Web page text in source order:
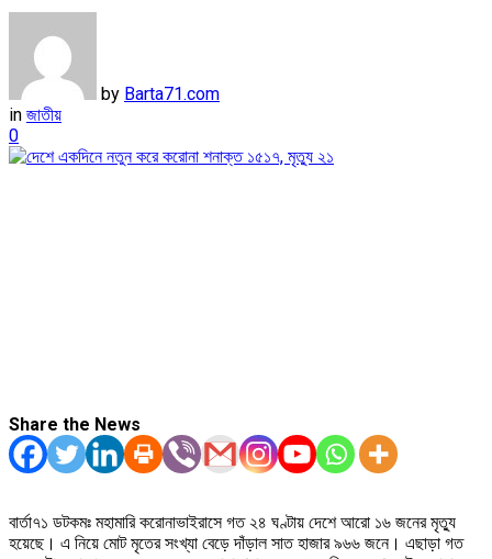
by Barta71.com
in জাতীয়
0
Share the News
বার্তা৭১ ডটকমঃ মহামারি করোনাভাইরাসে গত ২৪ ঘণ্টায় দেশে আরো ১৬ জনের মৃত্যু
হয়েছে। এ নিয়ে মোট মৃতের সংখ্যা বেড়ে দাঁড়াল সাত হাজার ৯৬৬ জনে। এছাড়া গত